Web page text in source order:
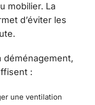
mobilier. La
d’éviter les
déménagement,
:
une ventilation